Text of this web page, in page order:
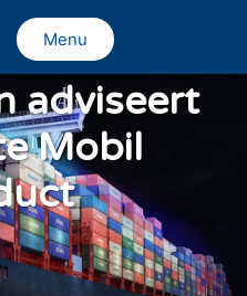
Menu
adviseert
Mobil